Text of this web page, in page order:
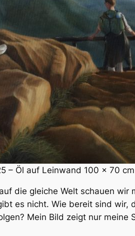
– Öl auf Leinwand 100 x 70 cm
die gleiche Welt schauen
es nicht. Wie bereit sind
Mein Bild zeigt nur meine